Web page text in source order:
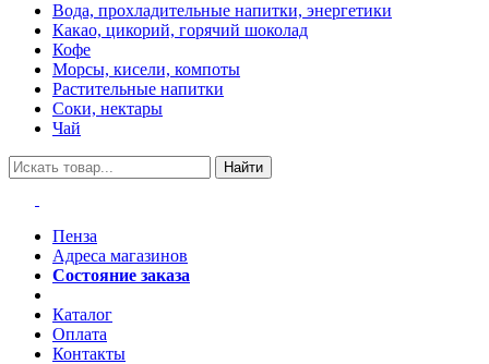
Вода, прохладительные напитки, энергетики
Какао, цикорий, горячий шоколад
Кофе
Морсы, кисели, компоты
Растительные напитки
Соки, нектары
Чай
Найти
Пенза
Адреса магазинов
Состояние заказа
Каталог
Оплата
Контакты